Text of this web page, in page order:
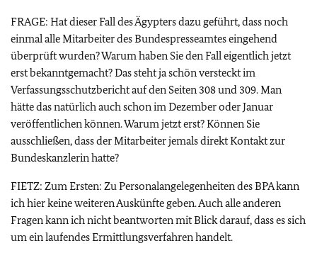
FRAGE: Hat dieser Fall des Ägypters dazu geführt, dass noch
einmal alle Mitarbeiter des Bundespresseamtes eingehend
überprüft wurden? Warum haben Sie den Fall eigentlich jetzt
erst bekanntgemacht? Das steht ja schön versteckt im
Verfassungsschutzbericht auf den Seiten 308 und 309. Man
hätte das natürlich auch schon im Dezember oder Januar
veröffentlichen können. Warum jetzt erst? Können Sie
ausschließen, dass der Mitarbeiter jemals direkt Kontakt zur
Bundeskanzlerin hatte?
FIETZ: Zum Ersten: Zu Personalangelegenheiten des BPA kann
ich hier keine weiteren Auskünfte geben. Auch alle anderen
Fragen kann ich nicht beantworten mit Blick darauf, dass es sich
um ein laufendes Ermittlungsverfahren handelt.